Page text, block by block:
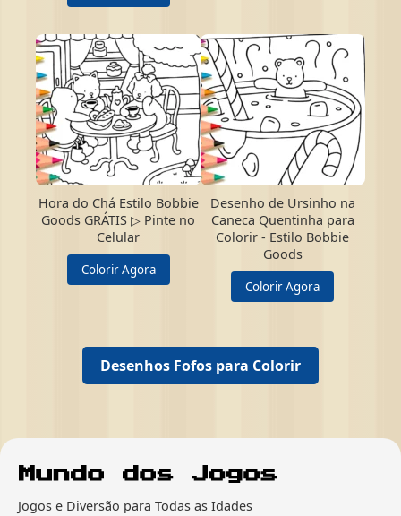
Hora do Chá Estilo Bobbie
Goods GRÁTIS ▷ Pinte no
Celular
Colorir Agora
Desenho de Ursinho na
Caneca Quentinha para
Colorir - Estilo Bobbie
Goods
Colorir Agora
Desenhos Fofos para Colorir
Jogos e Diversão para Todas as Idades